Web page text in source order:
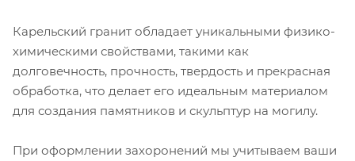
Карельский гранит обладает уникальными физико-
химическими свойствами, такими как
долговечность, прочность, твердость и прекрасная
обработка, что делает его идеальным материалом
для создания памятников и скульптур на могилу.
При оформлении захоронений мы учитываем ваши